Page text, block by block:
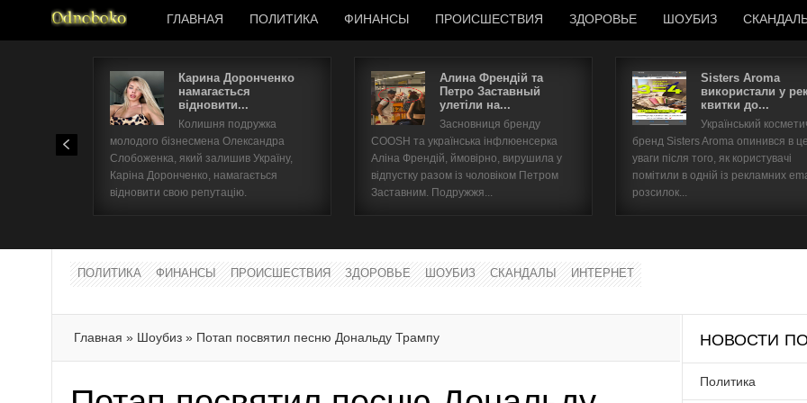
ГЛАВНАЯ ПОЛИТИКА ФИНАНСЫ ПРОИСШЕСТВИЯ ЗДОРОВЬЕ ШОУБИЗ
Карина Доронченко
намагається
відновити...
Колишня подружка
молодого бізнесмена Олександра
Слобоженка, який залишив Україну,
Каріна Доронченко, намагається
відновити свою репутацію.
Алина Френдій та
Петро Заставный
улетіли на...
Засновниця бренду
COOSH та українська інфлюенсерка
Аліна Френдій, ймовірно, вирушила у
відпустку разом із чоловіком Петром
Заставним. Подружжя...
Sisters Aroma
використали у
квитки до...
Український
бренд Sisters Aroma опинився в
уваги після того, як користувачі
помітили в одній із рекламних
розсилок...
ПОЛИТИКА ФИНАНСЫ ПРОИСШЕСТВИЯ ЗДОРОВЬЕ ШОУБИЗ СКАНДАЛЫ ИНТЕРНЕТ
Главная » Шоубиз » Потап посвятил песню Дональду Трампу НОВОСТИ
Политика
Имя пользователя
Забыли имя пользователя?